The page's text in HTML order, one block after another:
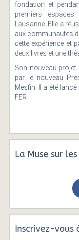
fondation et
premiers
Lausanne. Elle a
aux communautés
cette expérience et
deux livres et une
Son nouveau
par le nouveau
Mesfin. Il a été
FER
La Muse sur
Inscrivez-vous